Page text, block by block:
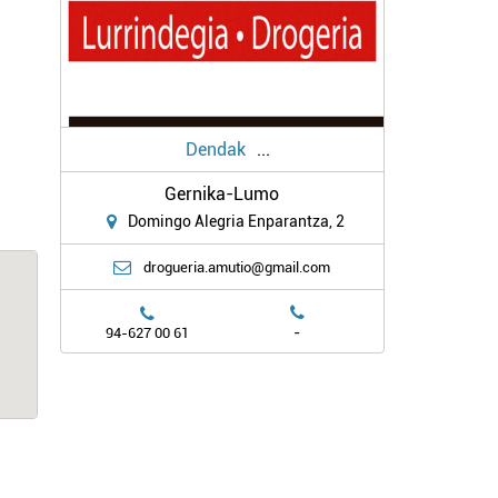
Dendak ...
Gernika-Lumo
Domingo Alegria Enparantza, 2
drogueria.amutio@gmail.com
94-627 00 61 -